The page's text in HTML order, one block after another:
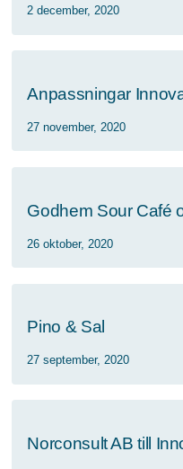
2 december, 2020
Anpassningar
27 november, 2020
Godhem Sour Café
26 oktober, 2020
Pino & Sal
27 september, 2020
Norconsult AB till